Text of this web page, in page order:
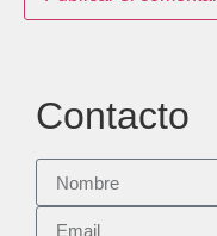
Contacto